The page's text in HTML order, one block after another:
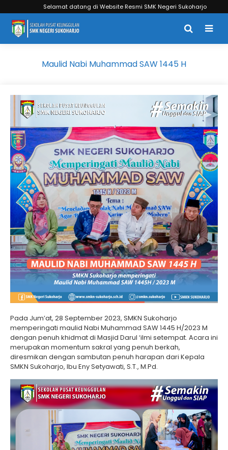
Selamat datang di Website Resmi SMK Negeri Sukoharjo
Maulid Nabi Muhammad SAW 1445 H
Pada Jum’at, 28 September 2023, SMKN Sukoharjo
memperingati maulid Nabi Muhammad SAW 1445 H/2023 M
dengan penuh khidmat di Masjid Darul ‘ilmi setempat. Acara ini
merupakan momentum sakral yang penuh berkah,
diresmikan dengan sambutan penuh harapan dari Kepala
SMKN Sukoharjo, Ibu Eny Setyawati, S.T., M.Pd.